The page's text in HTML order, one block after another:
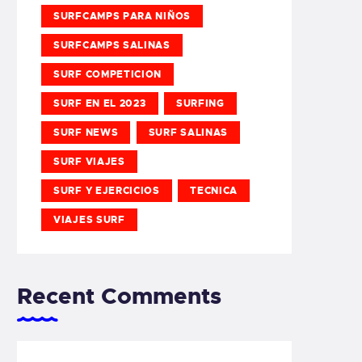
SURFCAMPS PARA NIÑOS
SURFCAMPS SALINAS
SURF COMPETICION
SURF EN EL 2023 SURFING
SURF NEWS SURF SALINAS
SURF VIAJES
SURF Y EJERCICIOS TECNICA
VIAJES SURF
Recent Comments